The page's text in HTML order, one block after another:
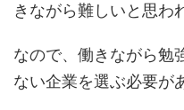
きながら難しいと思わ
なので、働きながら勉
ない企業を選ぶ必要が